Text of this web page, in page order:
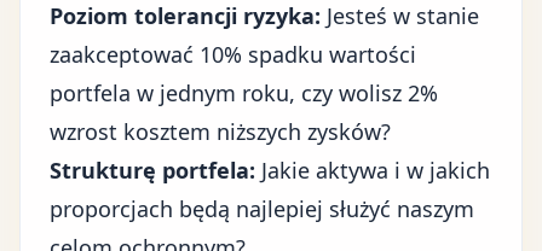
Poziom tolerancji ryzyka: Jesteś w stanie
zaakceptować 10% spadku wartości
portfela w jednym roku, czy wolisz 2%
wzrost kosztem niższych zysków?
Strukturę portfela: Jakie aktywa i w jakich
proporcjach będą najlepiej służyć naszym